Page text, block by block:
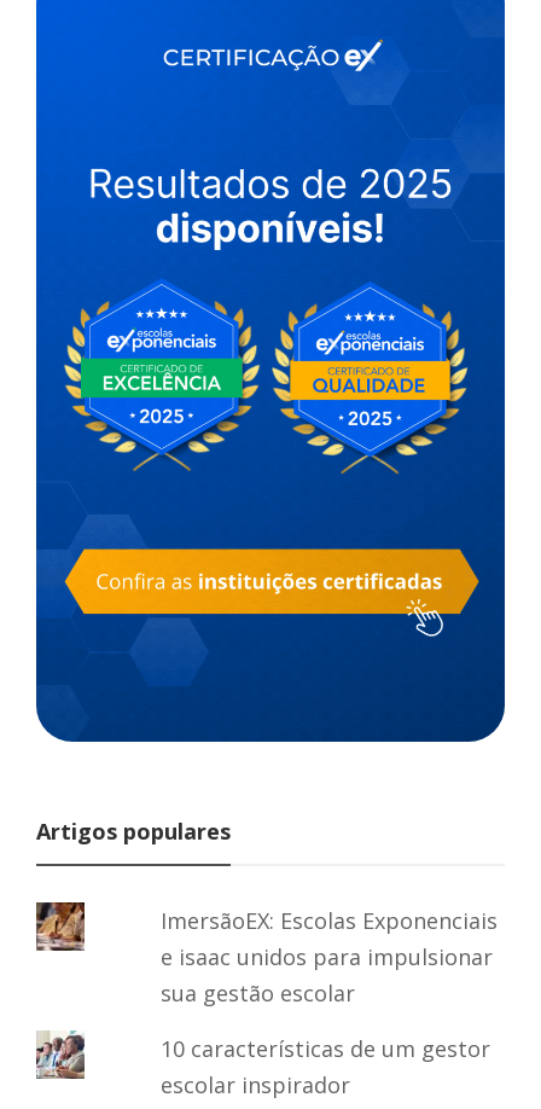
Artigos populares
ImersãoEX: Escolas Exponenciais
e isaac unidos para impulsionar
sua gestão escolar
10 características de um gestor
escolar inspirador